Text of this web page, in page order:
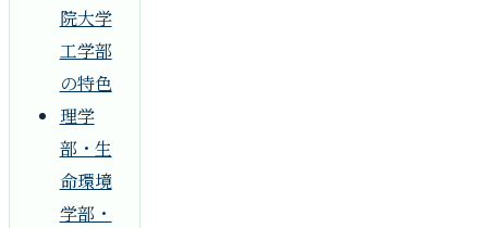
院大学
工学部
の特色
理学
部・生
命環境
学部・